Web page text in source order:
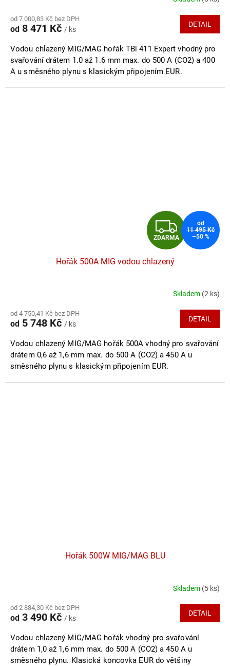
M
A
produktu
je
z
5
hvězdiček.
od 7 000,83 Kč bez DPH
od 8 471 Kč / ks
DETAIL
Vodou chlazený MIG/MAG hořák TBi 411 Expert vhodný pro
svařování drátem 1.0 až 1.6 mm max. do 500 A (CO2) a 400
A u směsného plynu s klasickým připojením EUR.
Z
D
R
M
A
ZDARMA
od
11 495 Kč
–50 %
Hořák 500A MIG vodou chlazený
produktu
je
z
5
hvězdiček.
Skladem (2 ks)
od 4 750,41 Kč bez DPH
od 5 748 Kč / ks
DETAIL
Vodou chlazený MIG/MAG hořák 500A vhodný pro svařování
drátem 0,6 až 1,6 mm max. do 500 A (CO2) a 450 A u
směsného plynu s klasickým připojením EUR.
Hořák 500W MIG/MAG BLU
Skladem (5 ks)
od 2 884,30 Kč bez DPH
od 3 490 Kč / ks
DETAIL
Vodou chlazený MIG/MAG hořák vhodný pro svařování
drátem 1,0 až 1,6 mm max. do 500 A (CO2) a 450 A u
směsného plynu. Klasická koncovka EUR do většiny